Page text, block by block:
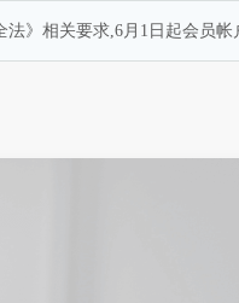
》相关要求,6月1日起会员